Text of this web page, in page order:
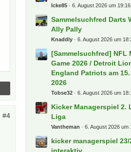
#4
Icke85 6. August 2026 um 19:16
Sammelsuchfred Darts
Ally Pally
Knaddly 6. August 2026 um
[Sammelsuchfred] NFL
Game 2026 / Detroit
England Patriots am
2026
Tobse32 6. August 2026 um
Kicker Managerspiel 2.
Liga
Vantheman 6. August 2026 um
kicker managerspiel